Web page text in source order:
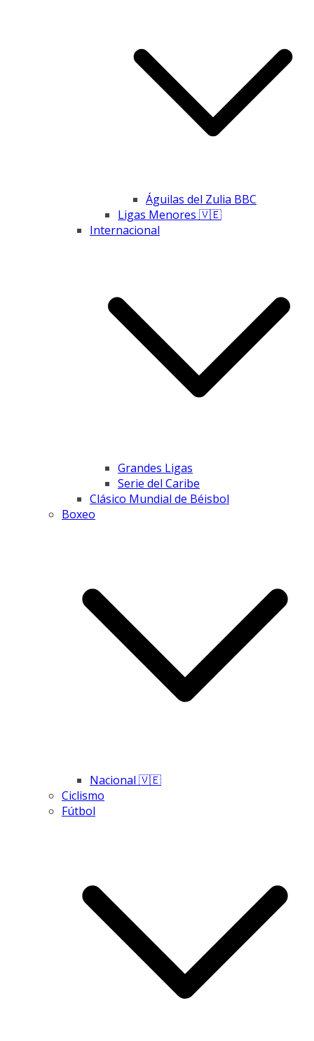
Águilas del Zulia BBC
Ligas Menores 🇻🇪
Internacional
Grandes Ligas
Serie del Caribe
Clásico Mundial de Béisbol
Boxeo
Nacional 🇻🇪
Ciclismo
Fútbol